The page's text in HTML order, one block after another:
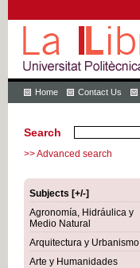
Home Contact Us
Search
>> Advanced search
Subjects [+/-]
Agronomía, Hidráulica y
Medio Natural
Arquitectura y Urbanismo
Arte y Humanidades